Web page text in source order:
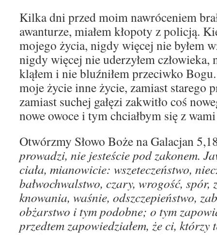
Kilka dni przed moim nawróceniem
awanturze, miałem kłopoty z policją.
mojego życia, nigdy więcej nie byłem
nigdy więcej nie uderzyłem
kląłem i nie bluźniłem przeciwko
moje życie inne życie, zamiast starego
zamiast suchej gałęzi zakwitło coś
nowe owoce i tym chciałbym się z
Otwórzmy Słowo Boże na Galacjan
prowadzi, nie jesteście pod zakonem.
ciała, mianowicie: wszeteczeństwo,
bałwochwalstwo, czary, wrogość, spór,
knowania, waśnie, odszczepieństwo,
obżarstwo i tym podobne; o tym
przedtem zapowiedziałem, że ci, którzy